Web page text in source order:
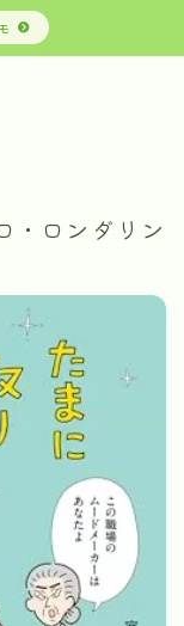
ロンダリン